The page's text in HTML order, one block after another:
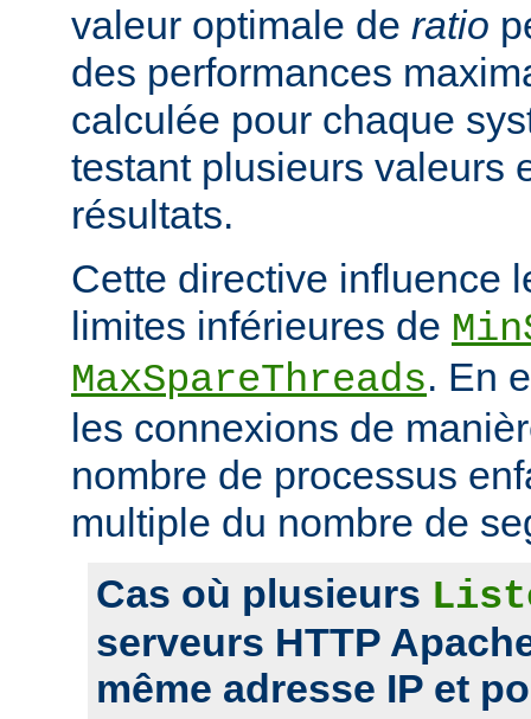
valeur optimale de ratio
des performances
calculée pour chaque
testant plusieurs valeurs
résultats.
Cette directive influence
limites inférieures de
MaxSpareThreads. En
les connexions de
nombre de processus
multiple du nombre de
Cas où plusieurs
serveurs HTTP
même adresse IP et